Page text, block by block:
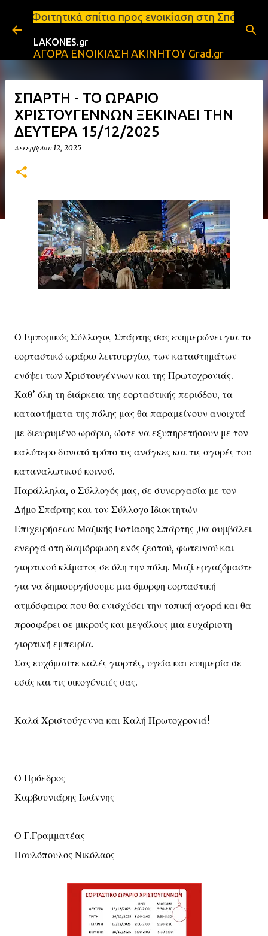
Μετάβαση στο κύριο περιεχόμενο
προς ενοικίαση στη Σπάρτη Ενοικιάσεις
LAKONES.gr
ΑΓΟΡΑ ΕΝΟΙΚΙΑΣΗ ΑΚΙΝΗΤΟΥ Grad.gr
ΣΠΑΡΤΗ - ΤΟ ΩΡΑΡΙΟ
ΧΡΙΣΤΟΥΓΕΝΝΩΝ ΞΕΚΙΝΑΕΙ ΤΗΝ
ΔΕΥΤΕΡΑ 15/12/2025
Δεκεμβρίου 12, 2025
Ο Εμπορικός Σύλλογος Σπάρτης σας ενημερώνει για το
εορταστικό ωράριο λειτουργίας των καταστημάτων
ενόψει των Χριστουγέννων και της Πρωτοχρονιάς.
Καθ’ όλη τη διάρκεια της εορταστικής περιόδου, τα
καταστήματα της πόλης μας θα παραμείνουν ανοιχτά
με διευρυμένο ωράριο, ώστε να εξυπηρετήσουν με τον
καλύτερο δυνατό τρόπο τις ανάγκες και τις αγορές του
καταναλωτικού κοινού.
Παράλληλα, ο Σύλλογός μας, σε συνεργασία με τον
Δήμο Σπάρτης και τον Σύλλογο Ιδιοκτητών
Επιχειρήσεων Μαζικής Εστίασης Σπάρτης ,θα συμβάλει
ενεργά στη διαμόρφωση ενός ζεστού, φωτεινού και
γιορτινού κλίματος σε όλη την πόλη. Μαζί εργαζόμαστε
για να δημιουργήσουμε μια όμορφη εορταστική
ατμόσφαιρα που θα ενισχύσει την τοπική αγορά και θα
προσφέρει σε μικρούς και μεγάλους μια ευχάριστη
γιορτινή εμπειρία.
Σας ευχόμαστε καλές γιορτές, υγεία και ευημερία σε
εσάς και τις οικογένειές σας.
Καλά Χριστούγεννα και Καλή Πρωτοχρονιά!
Ο Πρόεδρος
Καρβουνιάρης Ιωάννης
Ο Γ.Γραμματέας
Πουλόπουλος Νικόλαος